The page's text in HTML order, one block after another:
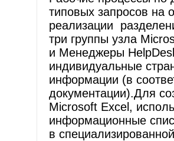
типовых запросов на
реализации
три группы узла
и Менеджеры
индивидуальные
информации (в
документации).Для
Microsoft Excel,
информационные
в